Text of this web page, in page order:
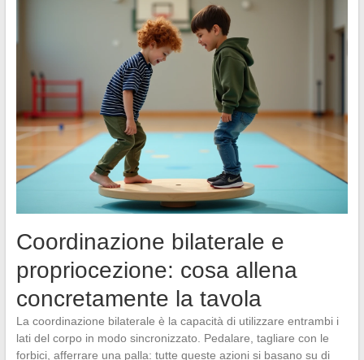
Coordinazione bilaterale e
propriocezione: cosa allena
concretamente la tavola
La coordinazione bilaterale è la capacità di utilizzare entrambi i
lati del corpo in modo sincronizzato. Pedalare, tagliare con le
forbici, afferrare una palla: tutte queste azioni si basano su di